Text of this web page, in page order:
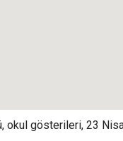
okul gösterileri, 23